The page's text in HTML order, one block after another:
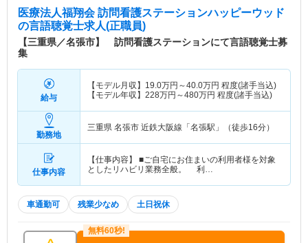
医療法人福翔会 訪問看護ステーションハッピーウッド
の言語聴覚士求人(正職員)
【三重県／名張市】 訪問看護ステーションにて言語聴覚士募
集
給与
【モデル月収】 19.0万円～40.0万円 程度(諸手当込)
【モデル年収】 228万円～480万円 程度(諸手当込)
勤務地
三重県 名張市 近鉄大阪線「名張駅」（徒歩16分）
仕事内容
【仕事内容】 ■ご自宅にお住まいの利用者様を対象
としたリハビリ業務全般。 利…
車通勤可 残業少なめ 土日祝休